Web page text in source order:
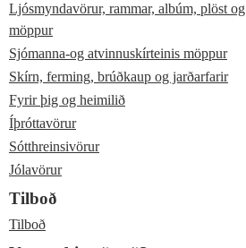
Ljósmyndavörur, rammar, albúm, plöst og
möppur
Sjómanna-og atvinnuskírteinis möppur
Skírn, ferming, brúðkaup og jarðarfarir
Fyrir þig og heimilið
Íþróttavörur
Sótthreinsivörur
Jólavörur
Tilboð
Tilboð